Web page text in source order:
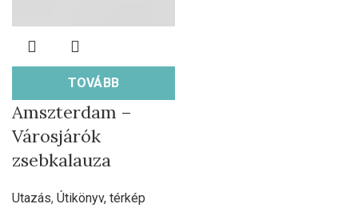
TOVÁBB
Amszterdam –
Városjárók
zsebkalauza
Utazás, Útikönyv, térkép